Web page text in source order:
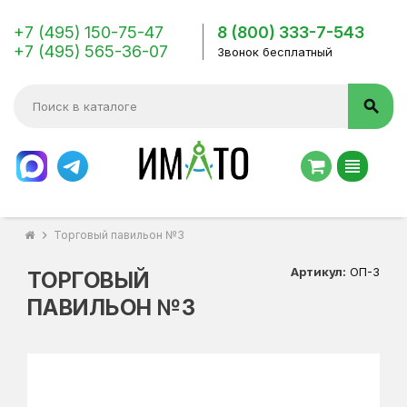
+7 (495) 150-75-47
+7 (495) 565-36-07
8 (800) 333-7-543
Звонок бесплатный
search
view_headline
chevron_right Торговый павильон №3
ТОРГОВЫЙ
ПАВИЛЬОН №3
Артикул: ОП-3